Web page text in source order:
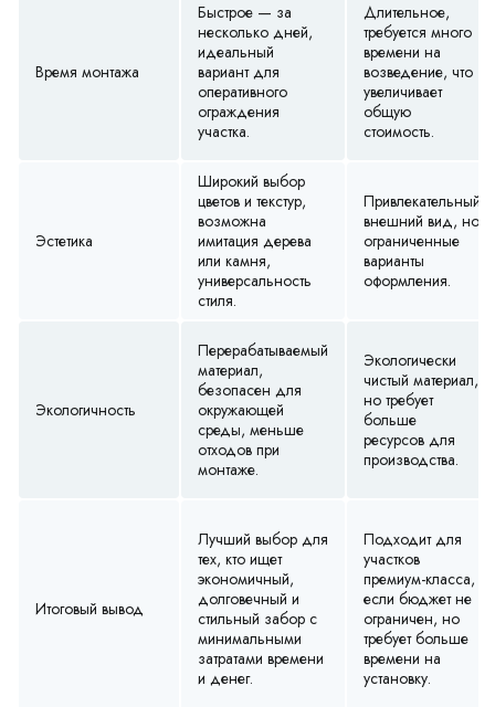
Время монтажа
Быстрое — за
несколько дней,
идеальный
вариант для
оперативного
ограждения
участка.
Длительное,
требуется много
времени на
возведение, что
увеличивает
общую
стоимость.
Эстетика
Широкий выбор
цветов и текстур,
возможна
имитация дерева
или камня,
универсальность
стиля.
Привлекательный
внешний вид, но
ограниченные
варианты
оформления.
Экологичность
Перерабатываемый
материал,
безопасен для
окружающей
среды, меньше
отходов при
монтаже.
Экологически
чистый материал,
но требует
больше
ресурсов для
производства.
Итоговый вывод
Лучший выбор для
тех, кто ищет
экономичный,
долговечный и
стильный забор с
минимальными
затратами времени
и денег.
Подходит для
участков
премиум-класса,
если бюджет не
ограничен, но
требует больше
времени на
установку.